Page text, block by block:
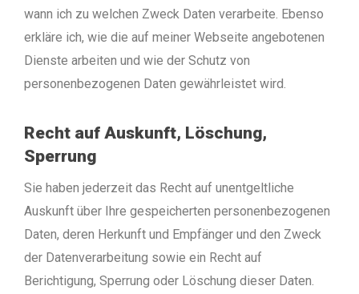
wann ich zu welchen Zweck Daten verarbeite. Ebenso
erkläre ich, wie die auf meiner Webseite angebotenen
Dienste arbeiten und wie der Schutz von
personenbezogenen Daten gewährleistet wird.
Recht auf Auskunft, Löschung,
Sperrung
Sie haben jederzeit das Recht auf unentgeltliche
Auskunft über Ihre gespeicherten personenbezogenen
Daten, deren Herkunft und Empfänger und den Zweck
der Datenverarbeitung sowie ein Recht auf
Berichtigung, Sperrung oder Löschung dieser Daten.